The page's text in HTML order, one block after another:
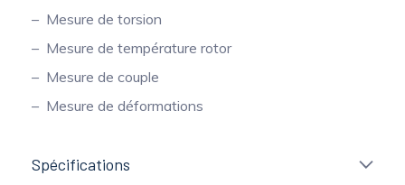
Mesure de torsion
Mesure de température rotor
Mesure de couple
Mesure de déformations
Spécifications